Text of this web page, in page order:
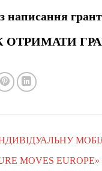
написання
ОТРИМАТИ
MOVES EUROPE»